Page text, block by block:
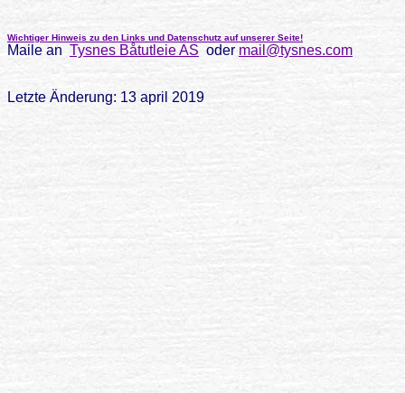
Wichtiger Hinweis zu den Links und Datenschutz auf unserer Seite!
Maile an Tysnes Båtutleie AS oder mail@tysnes.com
Letzte Änderung: 13 april 2019